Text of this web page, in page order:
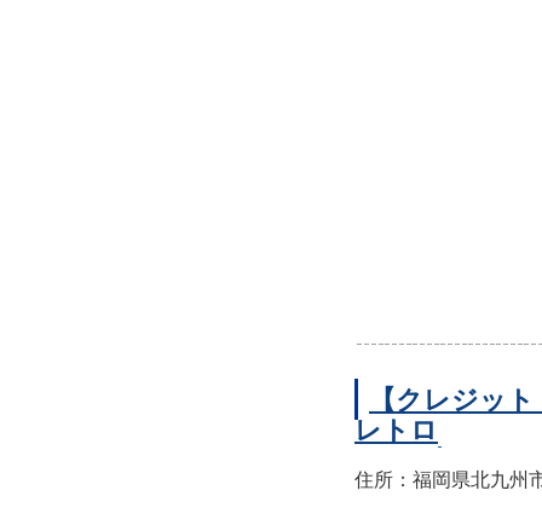
【クレジッ
レトロ
住所：福岡県北九州